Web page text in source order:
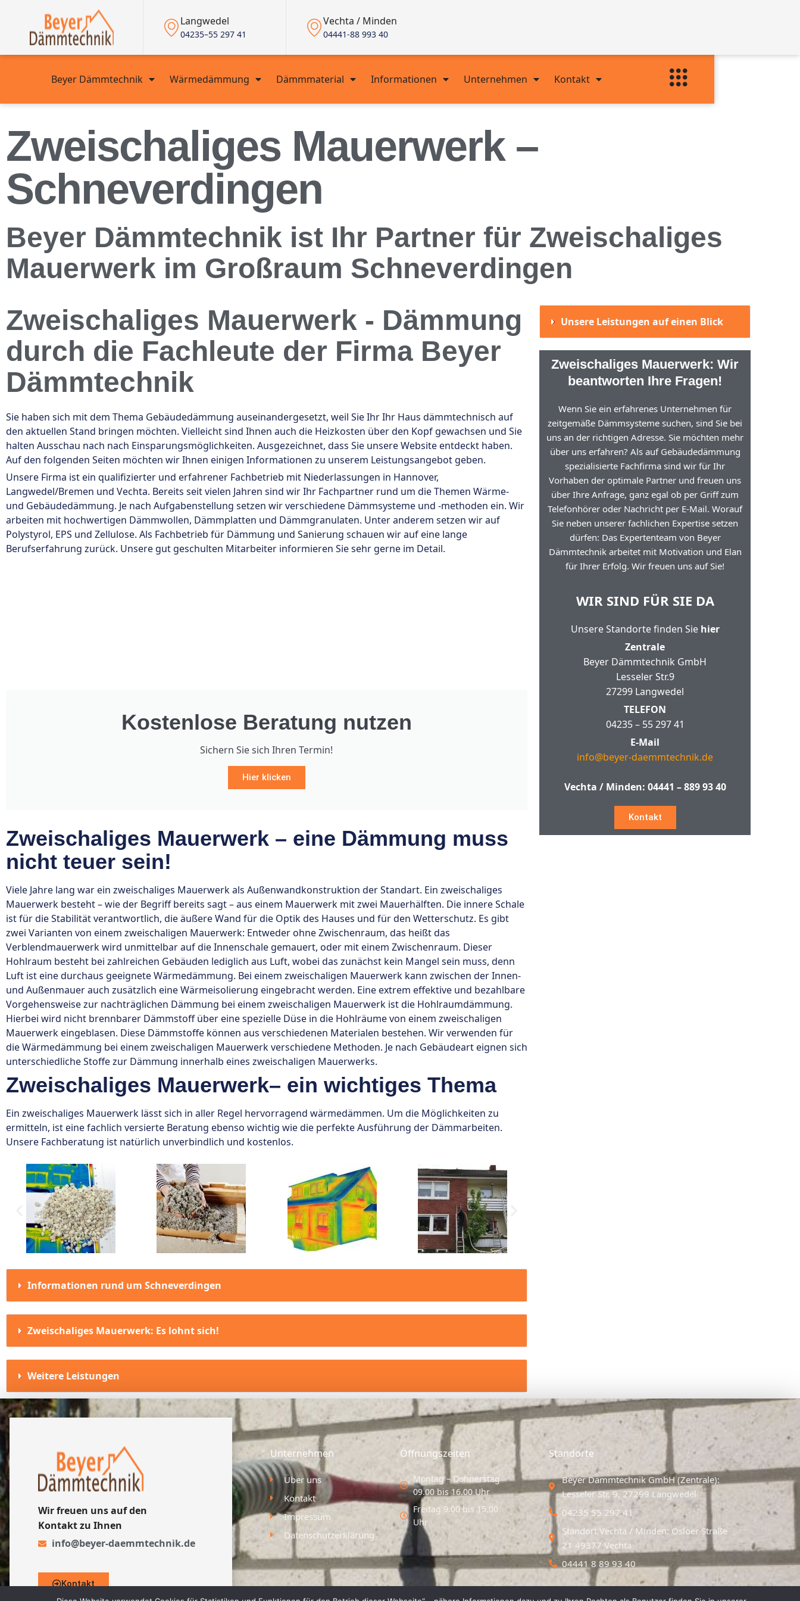
Langwedel
04235–55 297 41
Vechta / Minden
04441-88 993 40
Beyer Dämmtechnik Wärmedämmung Dämmmaterial Informationen Unternehmen Kontakt
Zweischaliges Mauerwerk –
Schneverdingen
Beyer Dämmtechnik ist Ihr Partner für Zweischaliges
Mauerwerk im Großraum Schneverdingen
Zweischaliges Mauerwerk - Dämmung
durch die Fachleute der Firma Beyer
Dämmtechnik
Sie haben sich mit dem Thema Gebäudedämmung auseinandergesetzt, weil Sie Ihr Ihr Haus dämmtechnisch auf
den aktuellen Stand bringen möchten. Vielleicht sind Ihnen auch die Heizkosten über den Kopf gewachsen und Sie
halten Ausschau nach nach Einsparungsmöglichkeiten. Ausgezeichnet, dass Sie unsere Website entdeckt haben.
Auf den folgenden Seiten möchten wir Ihnen einigen Informationen zu unserem Leistungsangebot geben.
Unsere Firma ist ein qualifizierter und erfahrener Fachbetrieb mit Niederlassungen in Hannover,
Langwedel/Bremen und Vechta. Bereits seit vielen Jahren sind wir Ihr Fachpartner rund um die Themen Wärme-
und Gebäudedämmung. Je nach Aufgabenstellung setzen wir verschiedene Dämmsysteme und -methoden ein. Wir
arbeiten mit hochwertigen Dämmwollen, Dämmplatten und Dämmgranulaten. Unter anderem setzen wir auf
Polystyrol, EPS und Zellulose. Als Fachbetrieb für Dämmung und Sanierung schauen wir auf eine lange
Berufserfahrung zurück. Unsere gut geschulten Mitarbeiter informieren Sie sehr gerne im Detail.
Kostenlose Beratung nutzen
Sichern Sie sich Ihren Termin!
Hier klicken
Zweischaliges Mauerwerk – eine Dämmung muss
nicht teuer sein!
Viele Jahre lang war ein zweischaliges Mauerwerk als Außenwandkonstruktion der Standart. Ein zweischaliges
Mauerwerk besteht – wie der Begriff bereits sagt – aus einem Mauerwerk mit zwei Mauerhälften. Die innere Schale
ist für die Stabilität verantwortlich, die äußere Wand für die Optik des Hauses und für den Wetterschutz. Es gibt
zwei Varianten von einem zweischaligen Mauerwerk: Entweder ohne Zwischenraum, das heißt das
Verblendmauerwerk wird unmittelbar auf die Innenschale gemauert, oder mit einem Zwischenraum. Dieser
Hohlraum besteht bei zahlreichen Gebäuden lediglich aus Luft, wobei das zunächst kein Mangel sein muss, denn
Luft ist eine durchaus geeignete Wärmedämmung. Bei einem zweischaligen Mauerwerk kann zwischen der Innen-
und Außenmauer auch zusätzlich eine Wärmeisolierung eingebracht werden. Eine extrem effektive und bezahlbare
Vorgehensweise zur nachträglichen Dämmung bei einem zweischaligen Mauerwerk ist die Hohlraumdämmung.
Hierbei wird nicht brennbarer Dämmstoff über eine spezielle Düse in die Hohlräume von einem zweischaligen
Mauerwerk eingeblasen. Diese Dämmstoffe können aus verschiedenen Materialen bestehen. Wir verwenden für
die Wärmedämmung bei einem zweischaligen Mauerwerk verschiedene Methoden. Je nach Gebäudeart eignen sich
unterschiedliche Stoffe zur Dämmung innerhalb eines zweischaligen Mauerwerks.
Zweischaliges Mauerwerk– ein wichtiges Thema
Ein zweischaliges Mauerwerk lässt sich in aller Regel hervorragend wärmedämmen. Um die Möglichkeiten zu
ermitteln, ist eine fachlich versierte Beratung ebenso wichtig wie die perfekte Ausführung der Dämmarbeiten.
Unsere Fachberatung ist natürlich unverbindlich und kostenlos.
Informationen rund um Schneverdingen
Zweischaliges Mauerwerk: Es lohnt sich!
Weitere Leistungen
Unsere Leistungen auf einen Blick
Zweischaliges Mauerwerk: Wir
beantworten Ihre Fragen!
Wenn Sie ein erfahrenes Unternehmen für
zeitgemäße Dämmsysteme suchen, sind Sie bei
uns an der richtigen Adresse. Sie möchten mehr
über uns erfahren? Als auf Gebäudedämmung
spezialisierte Fachfirma sind wir für Ihr
Vorhaben der optimale Partner und freuen uns
über Ihre Anfrage, ganz egal ob per Griff zum
Telefonhörer oder Nachricht per E-Mail. Worauf
Sie neben unserer fachlichen Expertise setzen
dürfen: Das Expertenteam von Beyer
Dämmtechnik arbeitet mit Motivation und Elan
für Ihrer Erfolg. Wir freuen uns auf Sie!
WIR SIND FÜR SIE DA
Unsere Standorte finden Sie hier
Zentrale
Beyer Dämmtechnik GmbH
Lesseler Str.9
27299 Langwedel
TELEFON
04235 – 55 297 41
E-Mail
info@beyer-daemmtechnik.de
Vechta / Minden: 04441 – 889 93 40
Kontakt
Wir freuen uns auf den
Kontakt zu Ihnen
info@beyer-daemmtechnik.de
Kontakt
Unternehmen
Über uns
Kontakt
Impressum
Datenschutzerklärung
Öffnungszeiten
Montag – Donnerstag
09.00 bis 16.00 Uhr
Freitag 9.00 bis 15.00
Uhr
Standorte
Beyer Dämmtechnik GmbH (Zentrale):
Lesseler Str. 9, 27299 Langwedel
04235 55 297 41
Standort Vechta / Minden: Osloer Straße
21 49377 Vechta
04441 8 89 93 40